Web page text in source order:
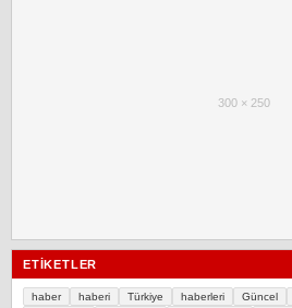
300 × 250
ETIKETLER
haber haberi Türkiye haberleri Güncel